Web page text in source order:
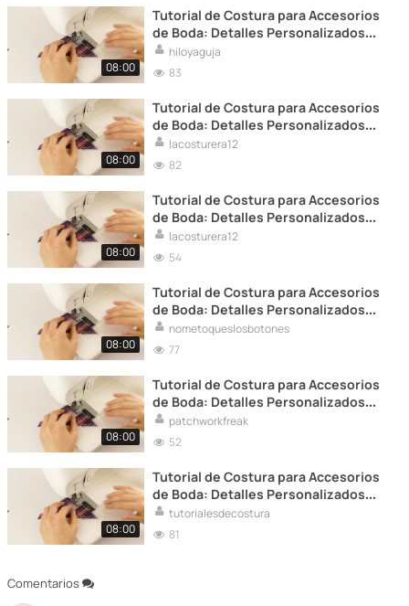
Comentarios
08:00
Tutorial de Costura para Accesorios
de Boda: Detalles Personalizados
para tu Gran Día
hiloyaguja
83
08:00
Tutorial de Costura para Accesorios
de Boda: Detalles Personalizados
para tu Gran Día
lacosturera12
82
08:00
Tutorial de Costura para Accesorios
de Boda: Detalles Personalizados
para tu Gran Día
lacosturera12
54
08:00
Tutorial de Costura para Accesorios
de Boda: Detalles Personalizados
para tu Gran Día
nometoqueslosbotones
77
08:00
Tutorial de Costura para Accesorios
de Boda: Detalles Personalizados
para tu Gran Día
patchworkfreak
52
08:00
Tutorial de Costura para Accesorios
de Boda: Detalles Personalizados
para tu Gran Día
tutorialesdecostura
81